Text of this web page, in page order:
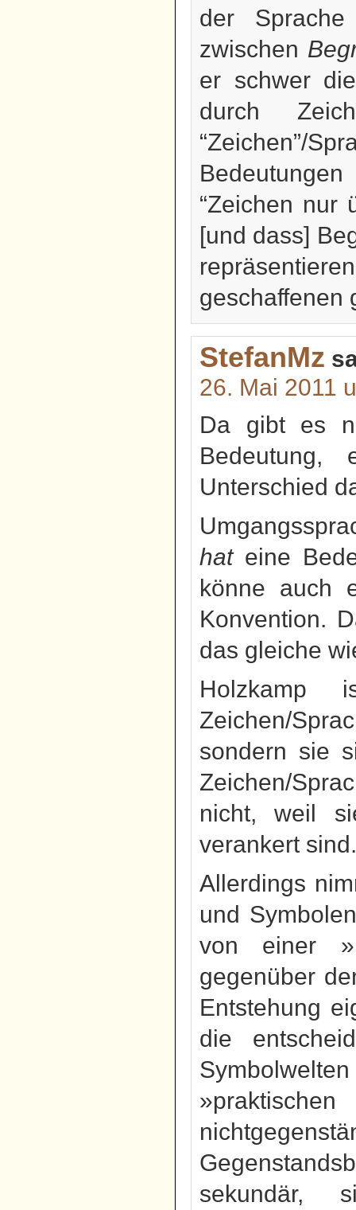
der
zwischen
er schwer
durch
“Zeichen”/
“Zeichen nur
[und dass]
geschaffenen
StefanMz
26. Mai 2011
Da gibt es
Unterschied
hateine
könne auch
Konvention.
das gleiche
Holzkamp
Zeichen/
sondern sie
Zeichen/
nicht, weil
verankert
Allerdings
und
von einer
gegenüber
Entstehung
die